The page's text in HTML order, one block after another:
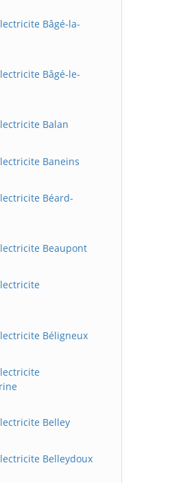
Bâgé-la-
Bâgé-le-
Balan
Baneins
Béard-
Beaupont
Béligneux
Belley
Belleydoux